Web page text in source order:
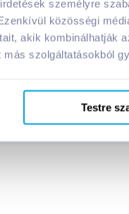
személyre
közösségi
akik kombinálhatják
szolgáltatásokból
Testre